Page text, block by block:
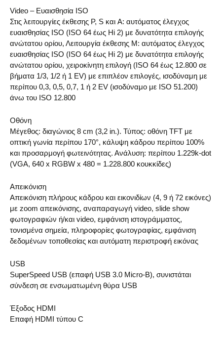
Video – Ευαισθησία ISO
Στις λειτουργίες έκθεσης P, S και A: αυτόματος έλεγχος
ευαισθησίας ISO (ISO 64 έως Hi 2) με δυνατότητα επιλογής
ανώτατου ορίου, Λειτουργία έκθεσης M: αυτόματος έλεγχος
ευαισθησίας ISO (ISO 64 έως Hi 2) με δυνατότητα επιλογής
ανώτατου ορίου, χειροκίνητη επιλογή (ISO 64 έως 12.800 σε
βήματα 1/3, 1/2 ή 1 EV) με επιπλέον επιλογές, ισοδύναμη με
περίπου 0,3, 0,5, 0,7, 1 ή 2 EV (ισοδύναμο με ISO 51.200)
άνω του ISO 12.800
Οθόνη
Μέγεθος: διαγώνιος 8 cm (3,2 in.). Τύπος: οθόνη TFT με
οπτική γωνία περίπου 170°, κάλυψη κάδρου περίπου 100%
και προσαρμογή φωτεινότητας. Ανάλυση: περίπου 1.229k-dot
(VGA, 640 x RGBW x 480 = 1.228.800 κουκκίδες)
Απεικόνιση
Απεικόνιση πλήρους κάδρου και εικονιδίων (4, 9 ή 72 εικόνες)
με zoom απεικόνισης, αναπαραγωγή video, slide show
φωτογραφιών ή/και video, εμφάνιση ιστογράμματος,
τονισμένα σημεία, πληροφορίες φωτογραφίας, εμφάνιση
δεδομένων τοποθεσίας και αυτόματη περιστροφή εικόνας
USB
SuperSpeed USB (επαφή USB 3.0 Micro-B), συνιστάται
σύνδεση σε ενσωματωμένη θύρα USB
Έξοδος HDMI
Επαφή HDMI τύπου C